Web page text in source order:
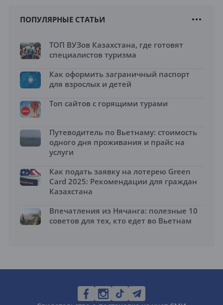
ПОПУЛЯРНЫЕ СТАТЬИ
ТОП ВУЗов Казахстана, где готовят
специалистов туризма
Как оформить заграничный паспорт
для взрослых и детей
Топ сайтов с горящими турами
Путеводитель по Вьетнаму: стоимость
одного дня проживания и прайс на
услуги
Как подать заявку на лотерею Green
Card 2025: Рекомендации для граждан
Казахстана
Впечатления из Нячанга: полезные 10
советов для тех, кто едет во Вьетнам